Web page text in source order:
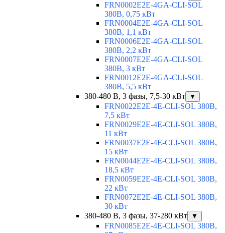
FRN0002E2E-4GA-CLI-SOL
380В, 0,75 кВт
FRN0004E2E-4GA-CLI-SOL
380В, 1,1 кВт
FRN0006E2E-4GA-CLI-SOL
380В, 2,2 кВт
FRN0007E2E-4GA-CLI-SOL
380В, 3 кВт
FRN0012E2E-4GA-CLI-SOL
380В, 5,5 кВт
380-480 В, 3 фазы, 7,5-30 кВт
▼
FRN0022E2E-4E-CLI-SOL 380В,
7,5 кВт
FRN0029E2E-4E-CLI-SOL 380В,
11 кВт
FRN0037E2E-4E-CLI-SOL 380В,
15 кВт
FRN0044E2E-4E-CLI-SOL 380В,
18,5 кВт
FRN0059E2E-4E-CLI-SOL 380В,
22 кВт
FRN0072E2E-4E-CLI-SOL 380В,
30 кВт
380-480 В, 3 фазы, 37-280 кВт
▼
FRN0085E2E-4E-CLI-SOL 380В,